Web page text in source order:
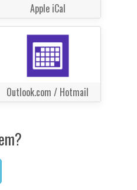
Apple iCal
Outlook.com / Hotmail